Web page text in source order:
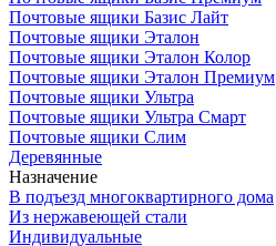
Почтовые ящики Базис Лайт
Почтовые ящики Эталон
Почтовые ящики Эталон Колор
Почтовые ящики Эталон Премиум
Почтовые ящики Ультра
Почтовые ящики Ультра Смарт
Почтовые ящики Слим
Деревянные
Назначение
В подъезд многоквартирного дома
Из нержавеющей стали
Индивидуальные